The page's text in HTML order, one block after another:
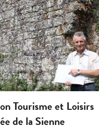
Tourisme et Loisirs
de la Sienne